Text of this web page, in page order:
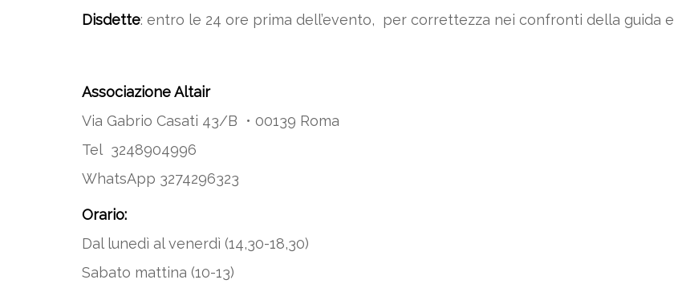
Disdette: entro le 24 ore prima dell’evento, per correttezza nei confronti della guida
Associazione Altair
Via Gabrio Casati 43/B • 00139 Roma
Tel 3248904996
WhatsApp 3274296323
Orario:
Dal lunedì al venerdì (14,30-18,30)
Sabato mattina (10-13)